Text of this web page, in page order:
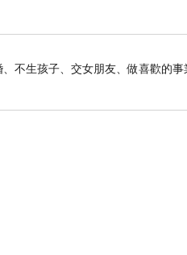
不生孩子、交女朋友、做喜歡的